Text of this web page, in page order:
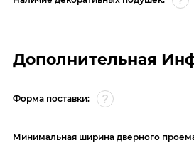
Дополнительная
Форма поставки:
Минимальная ширина дверного